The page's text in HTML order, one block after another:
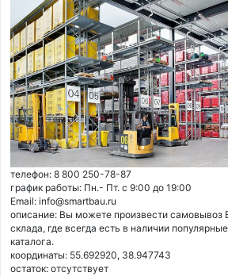
телефон: 8 800 250-78-87
график работы: Пн.- Пт. с 9:00 до 19:00
Email: info@smartbau.ru
описание: Вы можете произвести самовывоз
склада, где всегда есть в наличии
каталога.
координаты: 55.692920, 38.947743
остаток: отсутствует